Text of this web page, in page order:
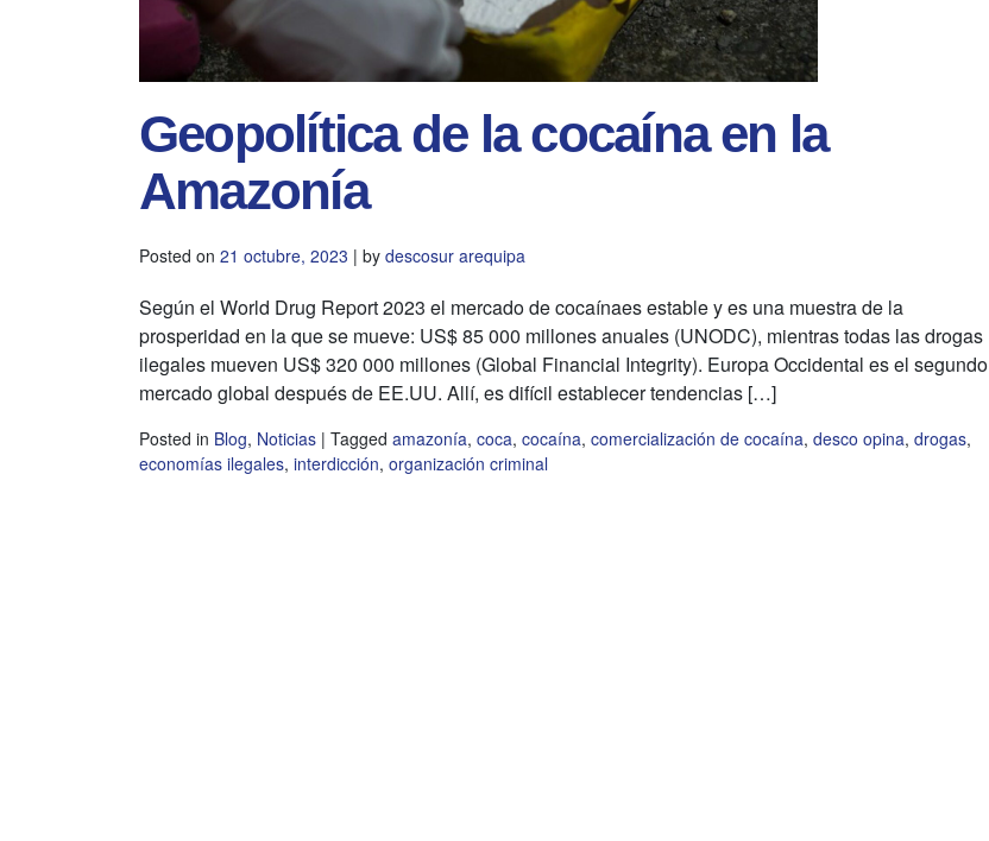
Geopolítica de la cocaína en la
Amazonía
Posted on 21 octubre, 2023 | by descosur arequipa
Según el World Drug Report 2023 el mercado de cocaínaes estable y es una muestra de la
prosperidad en la que se mueve: US$ 85 000 millones anuales (UNODC), mientras todas las drogas
ilegales mueven US$ 320 000 millones (Global Financial Integrity). Europa Occidental es el segundo
mercado global después de EE.UU. Allí, es difícil establecer tendencias […]
Posted in Blog, Noticias | Tagged amazonía, coca, cocaína, comercialización de cocaína, desco opina, drogas,
economías ilegales, interdicción, organización criminal